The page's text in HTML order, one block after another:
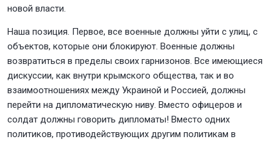
новой власти.
Наша позиция. Первое, все военные должны уйти с улиц, с
объектов, которые они блокируют. Военные должны
возвратиться в пределы своих гарнизонов. Все имеющиеся
дискуссии, как внутри крымского общества, так и во
взаимоотношениях между Украиной и Россией, должны
перейти на дипломатическую ниву. Вместо офицеров и
солдат должны говорить дипломаты! Вместо одних
политиков, противодействующих другим политикам в